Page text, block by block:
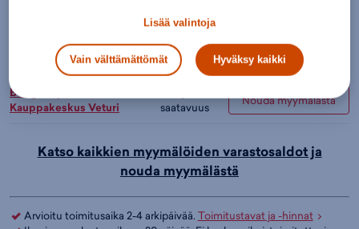
Budget Sport Helsinki, Itis
Hyvä
saatavuus
Nouda myymälästä
Budget Sport Kouvola,
Kauppakeskus Veturi
saatavuus
Nouda myymälästä
Katso kaikkien myymälöiden varastosaldot ja
nouda myymälästä
Arvioitu toimitusaika 2-4 arkipäivää. Toimitustavat ja -hinnat
Lisää valintoja
Vain välttämättömät Hyväksy kaikki